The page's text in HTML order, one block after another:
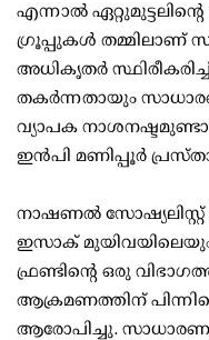
എന്നാല്‍
ഗ്രൂപ്പുകള്‍ തമ്മിലാണ്
അധികൃതര്‍
തകര്‍ന്നതായും
വ്യാപക
ഇന്‍പി മണിപ്പൂര്‍
നാഷണല്‍
ഇസാക്
ഫ്രണ്ടിന്റെ ഒരു
ആക്രമണത്തിന്
ആരോപിച്ചു.